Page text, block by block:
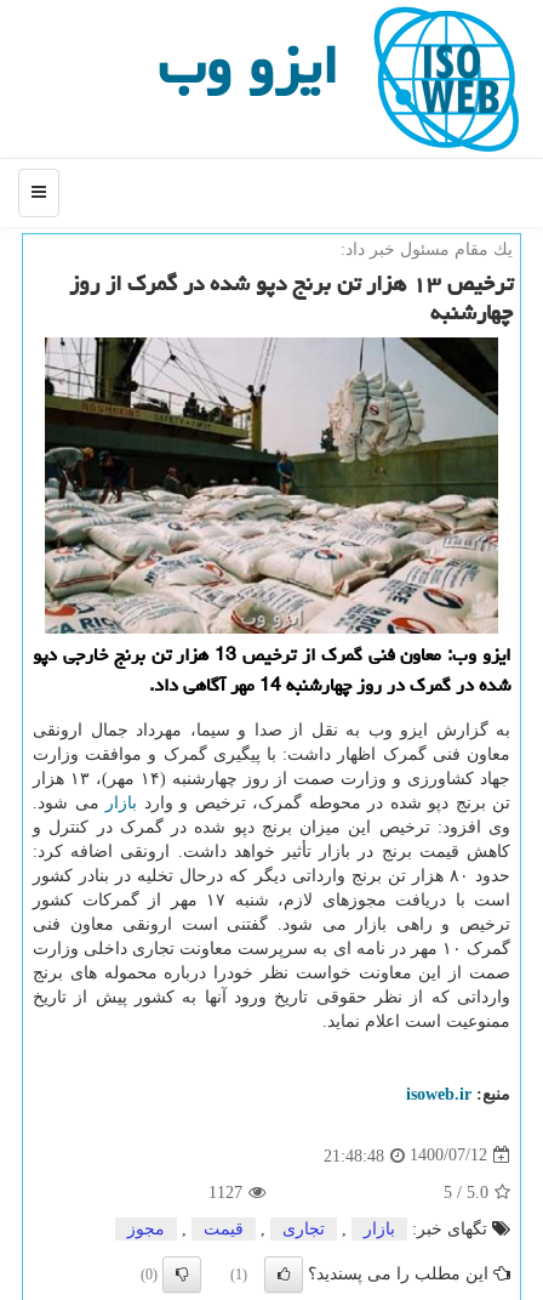
ایزو وب
منو
یك مقام مسئول خبر داد:
ترخیص ۱۳ هزار تن برنج دپو شده در گمرک از روز
چهارشنبه
ایزو وب: معاون فنی گمرک از ترخیص 13 هزار تن برنج خارجی دپو
شده در گمرک در روز چهارشنبه 14 مهر آگاهی داد.
به گزارش ایزو وب به نقل از صدا و سیما، مهرداد جمال ارونقی
معاون فنی گمرک اظهار داشت: با پیگیری گمرک و موافقت وزارت
جهاد کشاورزی و وزارت صمت از روز چهارشنبه (۱۴ مهر)، ۱۳ هزار
تن برنج دپو شده در محوطه گمرک، ترخیص و وارد بازار
می شود.
وی افزود: ترخیص این میزان برنج دپو شده در گمرک در کنترل و
کاهش قیمت برنج در بازار تأثیر خواهد داشت. ارونقی اضافه کرد:
حدود ۸۰ هزار تن برنج وارداتی دیگر که درحال تخلیه در بنادر کشور
است با دریافت مجوزهای لازم، شنبه ۱۷ مهر از گمرکات کشور
ترخیص و راهی بازار می شود. گفتنی است ارونقی معاون فنی
گمرک ۱۰ مهر در نامه ای به سرپرست معاونت تجاری داخلی وزارت
صمت از این معاونت خواست نظر خودرا درباره محموله های برنج
وارداتی که از نظر حقوقی تاریخ ورود آنها به کشور پیش از تاریخ
ممنوعیت است اعلام نماید.
منبع: isoweb.ir
1400/07/12
21:48:48
5.0
/
5
1127
تگهای خبر:
بازار تجاری قیمت مجوز
این مطلب را می پسندید؟ (1)
(0)